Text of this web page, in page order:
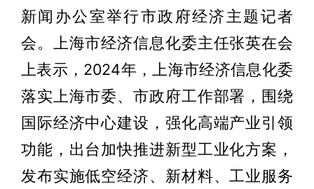
新闻办公室举行市政府经济主题记者
会。上海市经济信息化委主任张英在会
上表示，2024年，上海市经济信息化委
落实上海市委、市政府工作部署，围绕
国际经济中心建设，强化高端产业引领
功能，出台加快推进新型工业化方案，
发布实施低空经济、新材料、工业服务